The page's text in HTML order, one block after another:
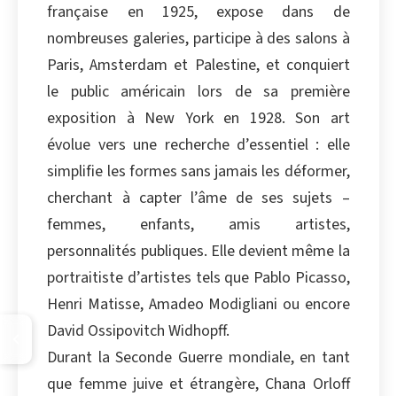
française en 1925, expose dans de
nombreuses galeries, participe à des salons à
Paris, Amsterdam et Palestine, et conquiert
le public américain lors de sa première
exposition à New York en 1928. Son art
évolue vers une recherche d’essentiel : elle
simplifie les formes sans jamais les déformer,
cherchant à capter l’âme de ses sujets –
femmes, enfants, amis artistes,
personnalités publiques. Elle devient même la
portraitiste d’artistes tels que Pablo Picasso,
Henri Matisse, Amadeo Modigliani ou encore
David Ossipovitch Widhopff.
Durant la Seconde Guerre mondiale, en tant
que femme juive et étrangère, Chana Orloff